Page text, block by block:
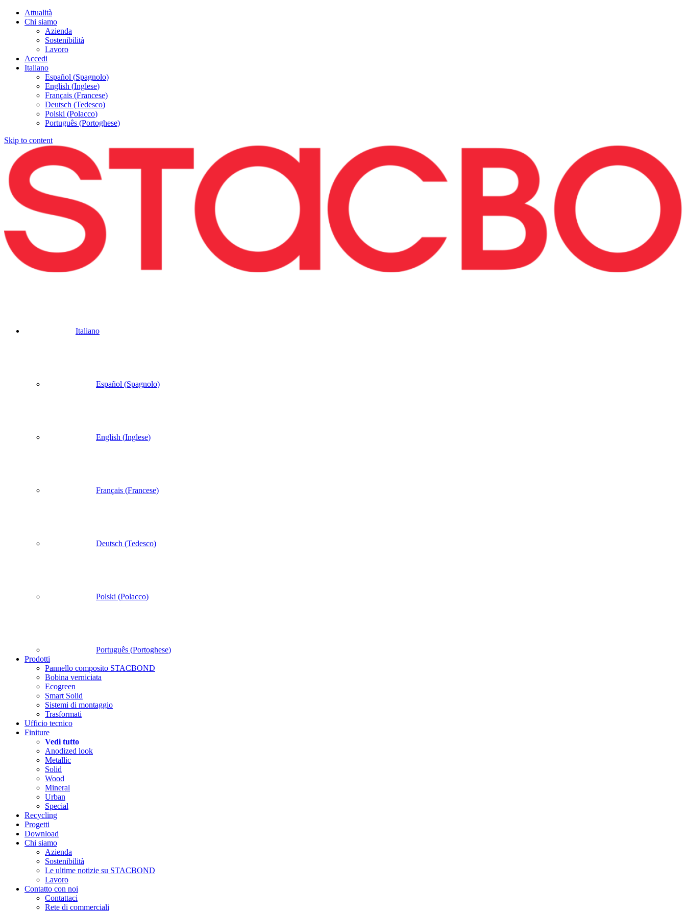
Attualità
Chi siamo
Azienda
Sostenibilità
Lavoro
Accedi
Italiano
Español (Spagnolo)
English (Inglese)
Français (Francese)
Deutsch (Tedesco)
Polski (Polacco)
Português (Portoghese)
Skip to content
Italiano
Español (Spagnolo)
English (Inglese)
Français (Francese)
Deutsch (Tedesco)
Polski (Polacco)
Português (Portoghese)
Prodotti
Pannello composito STACBOND
Bobina verniciata
Ecogreen
Smart Solid
Sistemi di montaggio
Trasformati
Ufficio tecnico
Finiture
Vedi tutto
Anodized look
Metallic
Solid
Wood
Mineral
Urban
Special
Recycling
Progetti
Download
Chi siamo
Azienda
Sostenibilità
Le ultime notizie su STACBOND
Lavoro
Contatto con noi
Contattaci
Rete di commerciali